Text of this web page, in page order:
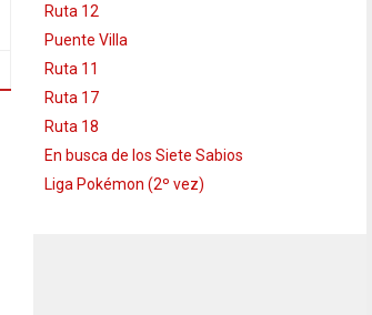
Ruta 12
Puente Villa
Ruta 11
Ruta 17
Ruta 18
En busca de los Siete Sabios
Liga Pokémon (2º vez)